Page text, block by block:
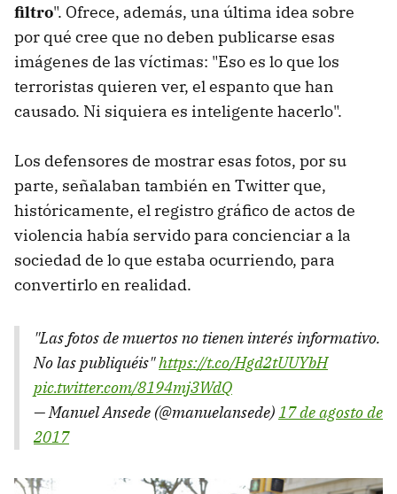
filtro". Ofrece, además, una última idea sobre
por qué cree que no deben publicarse esas
imágenes de las víctimas: "Eso es lo que los
terroristas quieren ver, el espanto que han
causado. Ni siquiera es inteligente hacerlo".
Los defensores de mostrar esas fotos, por su
parte, señalaban también en Twitter que,
históricamente, el registro gráfico de actos de
violencia había servido para concienciar a la
sociedad de lo que estaba ocurriendo, para
convertirlo en realidad.
"Las fotos de muertos no tienen interés informativo.
No las publiquéis"https://t.co/Hgd2tUUYbH
pic.twitter.com/8194mj3WdQ
— Manuel Ansede (@manuelansede)17 de agosto de
2017